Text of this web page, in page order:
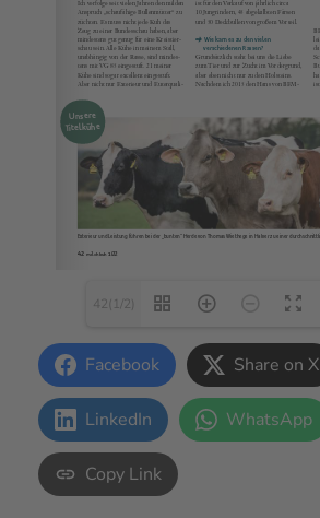
42(1/2)
Facebook Share on X
LinkedIn WhatsApp
Copy Link